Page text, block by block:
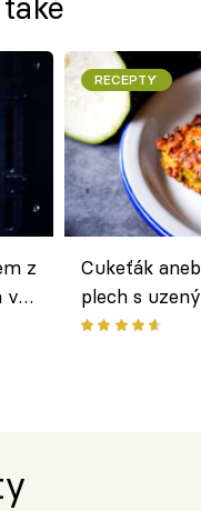
z
v
RECEPTY
Cukeťák
plech s
způsob, jak